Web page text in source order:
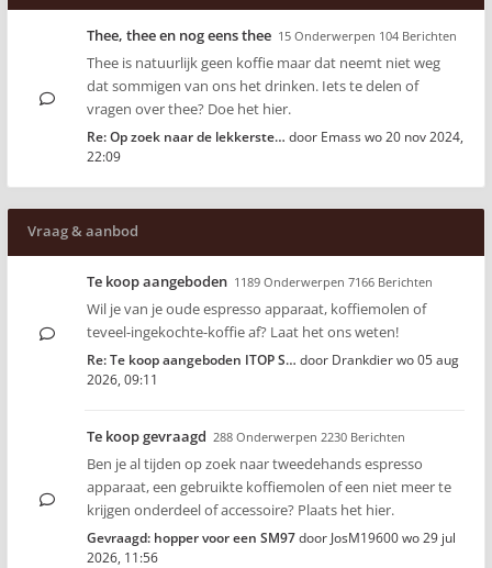
Thee, thee en nog eens thee 15 Onderwerpen 104 Berichten
Thee is natuurlijk geen koffie maar dat neemt niet weg
dat sommigen van ons het drinken. Iets te delen of
vragen over thee? Doe het hier.
Re: Op zoek naar de lekkerste… door Emasswo 20 nov 2024,
22:09
Vraag & aanbod
Te koop aangeboden 1189 Onderwerpen 7166 Berichten
Wil je van je oude espresso apparaat, koffiemolen of
teveel-ingekochte-koffie af? Laat het ons weten!
Re: Te koop aangeboden ITOP S… door Drankdierwo 05 aug
2026, 09:11
Te koop gevraagd 288 Onderwerpen 2230 Berichten
Ben je al tijden op zoek naar tweedehands espresso
apparaat, een gebruikte koffiemolen of een niet meer te
krijgen onderdeel of accessoire? Plaats het hier.
Gevraagd: hopper voor een SM97door JosM19600wo 29 jul
2026, 11:56